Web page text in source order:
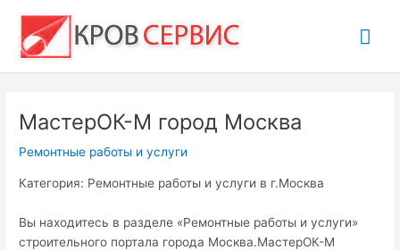
содержимому
МастерОК-М город Москва
Ремонтные работы и услуги
Категория: Ремонтные работы и услуги в г.Москва
Вы находитесь в разделе «Ремонтные работы и услуги»
строительного портала города Москва.МастерОК-М